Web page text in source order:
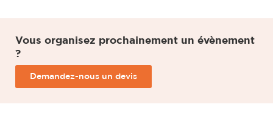
Vous organisez prochainement un évènement
?
Demandez-nous un devis